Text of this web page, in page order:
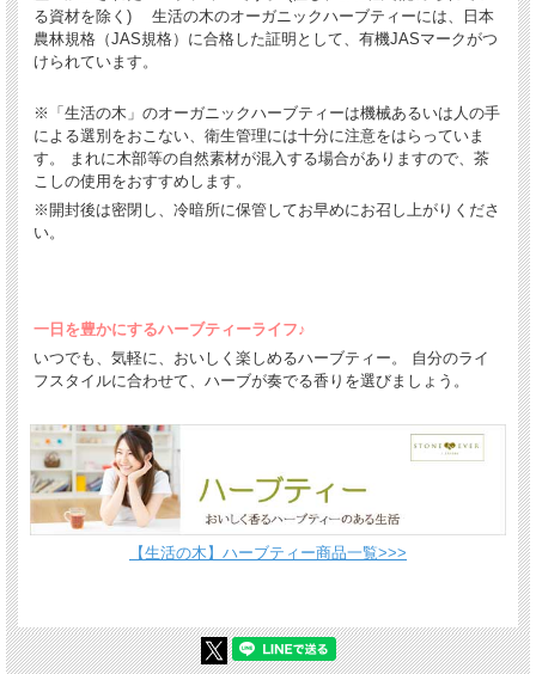
る資材を除く) 生活の木のオーガニックハーブティーには、日本
農林規格（JAS規格）に合格した証明として、有機JASマークがつ
けられています。
※「生活の木」のオーガニックハーブティーは機械あるいは人の手
による選別をおこない、衛生管理には十分に注意をはらっていま
す。 まれに木部等の自然素材が混入する場合がありますので、茶
こしの使用をおすすめします。
※開封後は密閉し、冷暗所に保管してお早めにお召し上がりくださ
い。
一日を豊かにするハーブティーライフ♪
いつでも、気軽に、おいしく楽しめるハーブティー。 自分のライ
フスタイルに合わせて、ハーブが奏でる香りを選びましょう。
【生活の木】ハーブティー商品一覧>>>